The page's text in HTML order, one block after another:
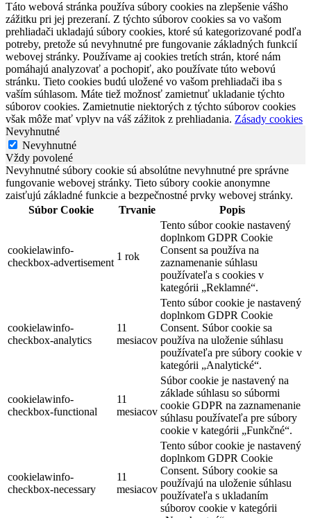
Táto webová stránka používa súbory cookies na zlepšenie vášho
zážitku pri jej prezeraní. Z týchto súborov cookies sa vo vašom
prehliadači ukladajú súbory cookies, ktoré sú kategorizované podľa
potreby, pretože sú nevyhnutné pre fungovanie základných funkcií
webovej stránky. Používame aj cookies tretích strán, ktoré nám
pomáhajú analyzovať a pochopiť, ako používate túto webovú
stránku. Tieto cookies budú uložené vo vašom prehliadači iba s
vaším súhlasom. Máte tiež možnosť zamietnuť ukladanie týchto
súborov cookies. Zamietnutie niektorých z týchto súborov cookies
však môže mať vplyv na váš zážitok z prehliadania. Zásady cookies
Nevyhnutné
Nevyhnutné
Vždy povolené
Nevyhnutné súbory cookie sú absolútne nevyhnutné pre správne
fungovanie webovej stránky. Tieto súbory cookie anonymne
zaisťujú základné funkcie a bezpečnostné prvky webovej stránky.
Súbor Cookie
Trvanie Popis
cookielawinfo-
checkbox-advertisement
1 rok
Tento súbor cookie nastavený
doplnkom GDPR Cookie
Consent sa používa na
zaznamenanie súhlasu
používateľa s cookies v
kategórii „Reklamné“.
cookielawinfo-
checkbox-analytics
11
mesiacov
Tento súbor cookie je nastavený
doplnkom GDPR Cookie
Consent. Súbor cookie sa
používa na uloženie súhlasu
používateľa pre súbory cookie v
kategórii „Analytické“.
cookielawinfo-
checkbox-functional
11
mesiacov
Súbor cookie je nastavený na
základe súhlasu so súbormi
cookie GDPR na zaznamenanie
súhlasu používateľa pre súbory
cookie v kategórii „Funkčné“.
cookielawinfo-
checkbox-necessary
11
mesiacov
Tento súbor cookie je nastavený
doplnkom GDPR Cookie
Consent. Súbory cookie sa
používajú na uloženie súhlasu
používateľa s ukladaním
súborov cookie v kategórii